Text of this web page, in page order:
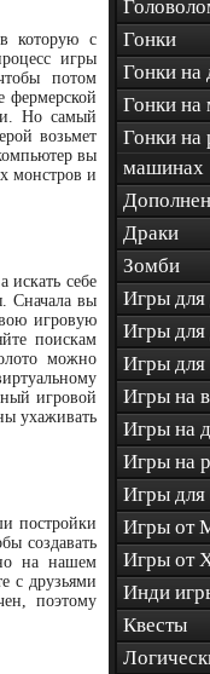
которую с
игры
потом
фермерской
Но самый
возьмет
вы
монстров и
искать себе
Сначала вы
игровую
поискам
можно
игровой
ухаживать
постройки
создавать
на нашем
с друзьями
поэтому
Гонки
Гонки на
Гонки на
Гонки на
машинах
Драки
Зомби
Игры для
Игры для
Игры для
Игры на
Игры на
Игры на
Игры
Игры от
Игры от
Инди
Квесты